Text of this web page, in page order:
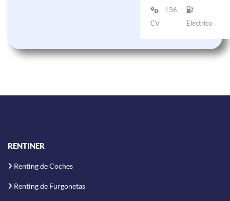
136
CV
Eléctrico
RENTINER
Renting de Coches
Renting de Furgonetas